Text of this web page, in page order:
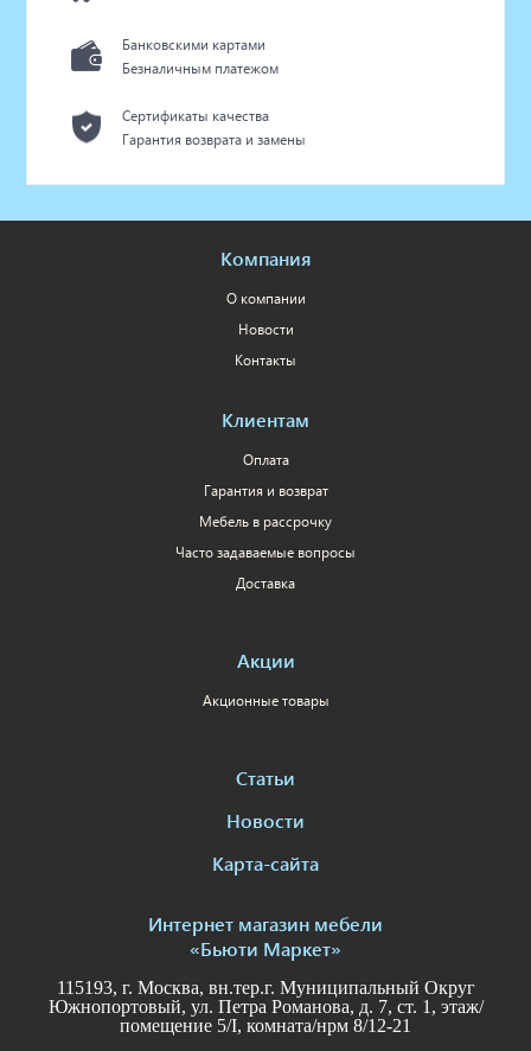
Банковскими картами
Безналичным платежом
Сертификаты качества
Гарантия возврата и замены
Компания
О компании
Новости
Контакты
Клиентам
Оплата
Гарантия и возврат
Мебель в рассрочку
Часто задаваемые вопросы
Доставка
Акции
Акционные товары
Статьи
Новости
Карта-сайта
Интернет магазин мебели
«Бьюти Маркет»
115193, г. Москва, вн.тер.г. Муниципальный Округ
Южнопортовый, ул. Петра Романова, д. 7, ст. 1, этаж/
помещение 5/I, комната/нрм 8/12-21